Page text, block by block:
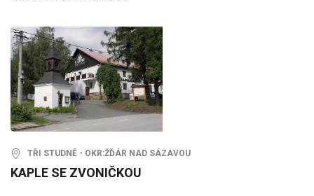
TŘI STUDNĚ - OKR:ŽĎÁR NAD SÁZAVOU
KAPLE SE ZVONIČKOU